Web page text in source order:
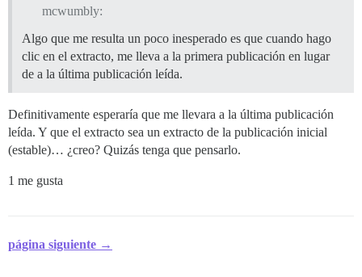
mcwumbly:
Algo que me resulta un poco inesperado es que cuando hago
clic en el extracto, me lleva a la primera publicación en lugar
de a la última publicación leída.
Definitivamente esperaría que me llevara a la última publicación
leída. Y que el extracto sea un extracto de la publicación inicial
(estable)… ¿creo? Quizás tenga que pensarlo.
1 me gusta
página siguiente →